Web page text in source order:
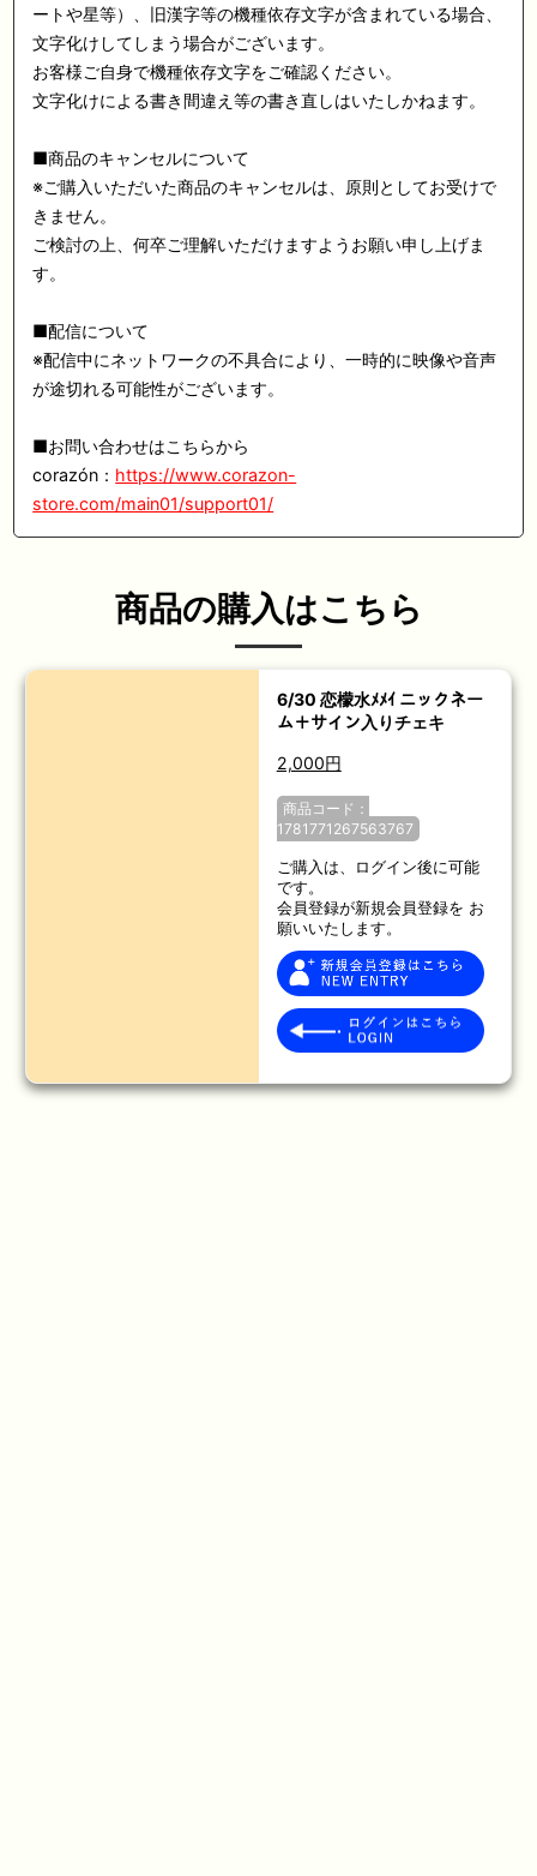
ートや星等）、旧漢字等の機種依存文字が含まれている場合、
文字化けしてしまう場合がございます。
お客様ご自身で機種依存文字をご確認ください。
文字化けによる書き間違え等の書き直しはいたしかねます。
■商品のキャンセルについて
※ご購入いただいた商品のキャンセルは、原則としてお受けで
きません。
ご検討の上、何卒ご理解いただけますようお願い申し上げま
す。
■配信について
※配信中にネットワークの不具合により、一時的に映像や音声
が途切れる可能性がございます。
■お問い合わせはこちらから
corazón： https://www.corazon-
store.com/main01/support01/
商品の購入はこちら
6/30 恋檬水ﾒﾒｲ ニックネー
ム＋サイン入りチェキ
2,000円
商品コード：
1781771267563767
ご購入は、ログイン後に可能
です。
会員登録が新規会員登録を お
願いいたします。